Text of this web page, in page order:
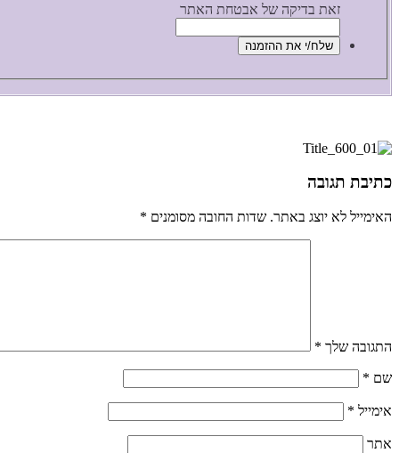
זאת בדיקה של אבטחת האתר
כתיבת תגובה
האימייל לא יוצג באתר. שדות החובה מסומנים *
התגובה שלך *
שם *
אימייל *
אתר